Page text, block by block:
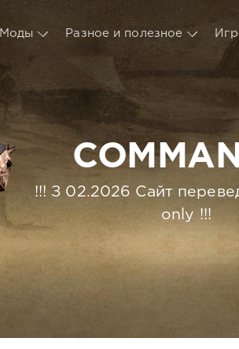
Моды Разное и полезное
!!! З 02.2026 Сайт
only !!!